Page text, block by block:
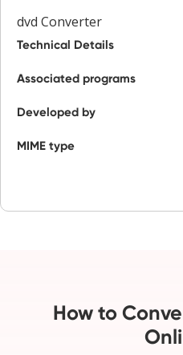
dvd Converter
Technical Details
Associated programs
Developed by
MIME type
How to